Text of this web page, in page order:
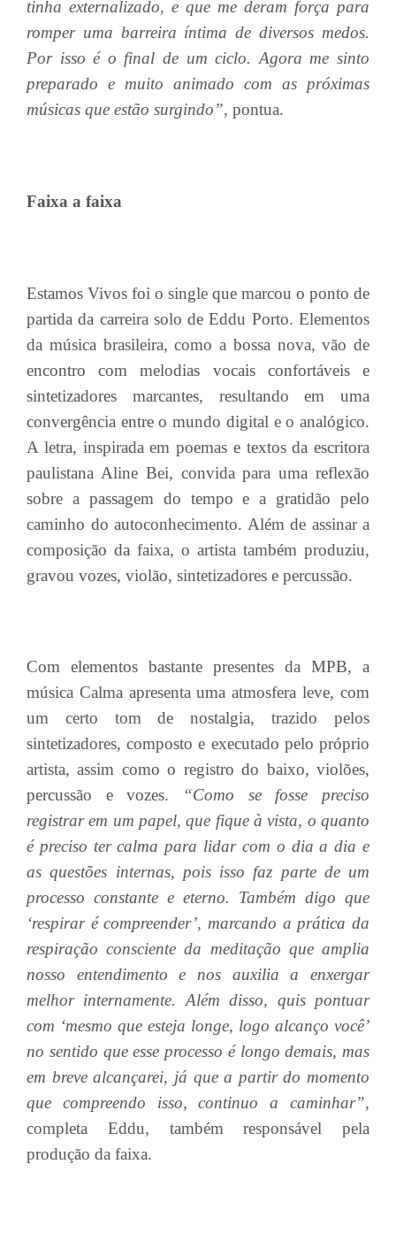
tinha externalizado, e que me deram força para
romper uma barreira íntima de diversos medos.
Por isso é o final de um ciclo. Agora me sinto
preparado e muito animado com as próximas
músicas que estão surgindo”, pontua.
Faixa a faixa
Estamos Vivos foi o single que marcou o ponto de
partida da carreira solo de Eddu Porto. Elementos
da música brasileira, como a bossa nova, vão de
encontro com melodias vocais confortáveis e
sintetizadores marcantes, resultando em uma
convergência entre o mundo digital e o analógico.
A letra, inspirada em poemas e textos da escritora
paulistana Aline Bei, convida para uma reflexão
sobre a passagem do tempo e a gratidão pelo
caminho do autoconhecimento. Além de assinar a
composição da faixa, o artista também produziu,
gravou vozes, violão, sintetizadores e percussão.
Com elementos bastante presentes da MPB, a
música Calma apresenta uma atmosfera leve, com
um certo tom de nostalgia, trazido pelos
sintetizadores, composto e executado pelo próprio
artista, assim como o registro do baixo, violões,
percussão e vozes. “Como se fosse preciso
registrar em um papel, que fique à vista, o quanto
é preciso ter calma para lidar com o dia a dia e
as questões internas, pois isso faz parte de um
processo constante e eterno. Também digo que
‘respirar é compreender’, marcando a prática da
respiração consciente da meditação que amplia
nosso entendimento e nos auxilia a enxergar
melhor internamente. Além disso, quis pontuar
com ‘mesmo que esteja longe, logo alcanço você’
no sentido que esse processo é longo demais, mas
em breve alcançarei, já que a partir do momento
que compreendo isso, continuo a caminhar”,
completa Eddu, também responsável pela
produção da faixa.